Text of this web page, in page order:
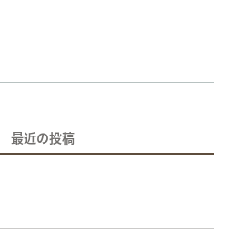
最近の投稿